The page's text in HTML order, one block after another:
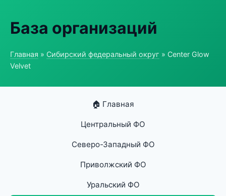
База организаций
Главная » Сибирский федеральный округ » Center Glow
Velvet
🏠 Главная
Центральный ФО
Северо-Западный ФО
Приволжский ФО
Уральский ФО